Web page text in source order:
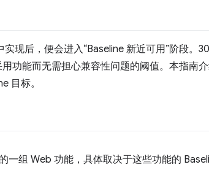
现后，便会进入“Baseline 新近可用”阶段。
功能而无需担心兼容性问题的阈值。本指南
目标。
一组 Web 功能，具体取决于这些功能的